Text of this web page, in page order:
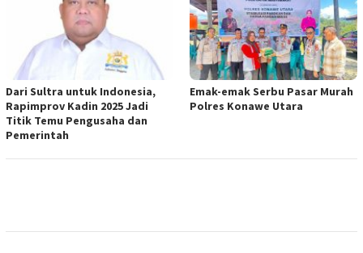
Dari Sultra untuk Indonesia,
Rapimprov Kadin 2025 Jadi
Titik Temu Pengusaha dan
Pemerintah
Emak-emak Serbu Pasar Murah
Polres Konawe Utara